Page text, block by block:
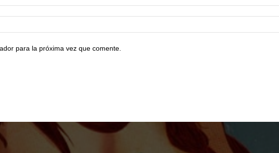
para la próxima vez que comente.